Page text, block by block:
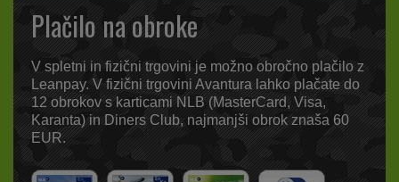
Plačilo na obroke
V spletni in fizični trgovini je možno obročno plačilo z
Leanpay. V fizični trgovini Avantura lahko plačate do
12 obrokov s karticami NLB (MasterCard, Visa,
Karanta) in Diners Club, najmanjši obrok znaša 60
EUR.